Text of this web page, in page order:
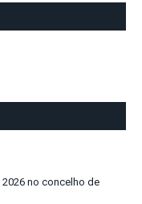
no concelho de